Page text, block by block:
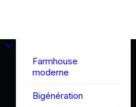
Farmhouse
moderne
Bigénération